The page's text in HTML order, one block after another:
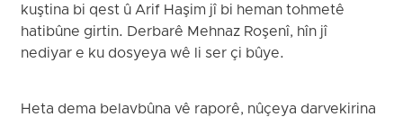
kuştina bi qest û Arif Haşim jî bi heman tohmetê
hatibûne girtin. Derbarê Mehnaz Roşenî, hîn jî
nediyar e ku dosyeya wê li ser çi bûye.
Heta dema belavbûna vê raporê, nûçeya darvekirina